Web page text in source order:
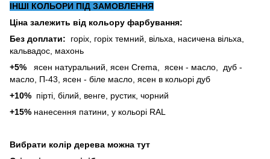
ІНШІ КОЛЬОРИ ПІД ЗАМОВЛЕННЯ
Ціна залежить від кольору фарбування:
Без доплати: горіх, горіх темний, вільха, насичена вільха,
кальвадос, махонь
+5%
ясен натуральний, ясен Crema, ясен - масло, дуб -
масло, П-43, ясен - біле масло, ясен в кольорі дуб
+10% пірті, білий, венге, рустик, чорний
+15% нанесення патини, у кольорі RAL
Вибрати колір дерева можна тут